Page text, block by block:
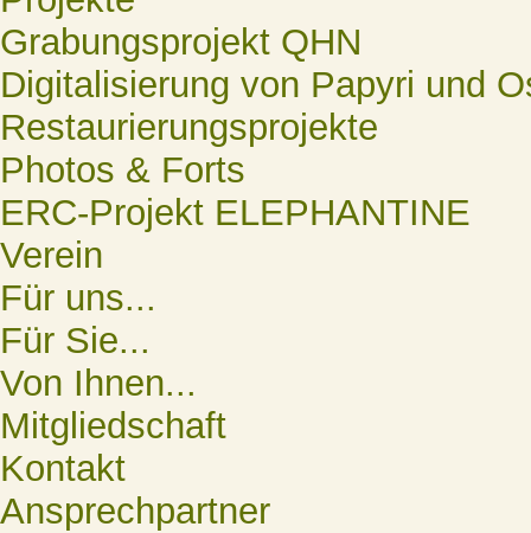
Grabungsprojekt QHN
Digitalisierung von Papyri und
Restaurierungsprojekte
Photos & Forts
ERC-Projekt ELEPHANTINE
Verein
Für uns...
Für Sie...
Von Ihnen...
Mitgliedschaft
Kontakt
Ansprechpartner